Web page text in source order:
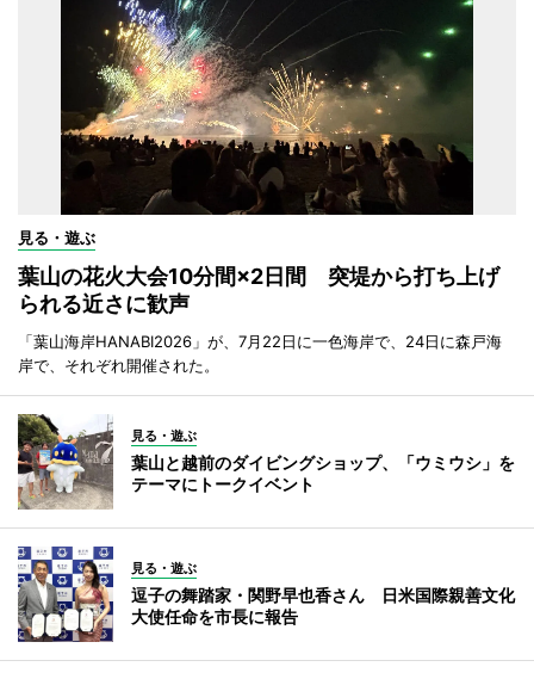
見る・遊ぶ
葉山の花火大会10分間×2日間 突堤から打ち上げ
られる近さに歓声
「葉山海岸HANABI2026」が、7月22日に一色海岸で、24日に森戸海
岸で、それぞれ開催された。
見る・遊ぶ
葉山と越前のダイビングショップ、「ウミウシ」を
テーマにトークイベント
見る・遊ぶ
逗子の舞踏家・関野早也香さん 日米国際親善文化
大使任命を市長に報告